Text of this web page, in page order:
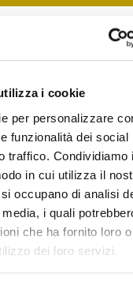
i cookie
per personalizzare
funzionalità dei social
traffico. Condividiamo
in cui utilizza il
occupano di analisi
i quali
che ha fornito loro
dei loro servizi.
Maggio 2026
Scarica l'App
portata di click!